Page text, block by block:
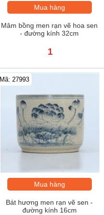
Mua hàng
Mâm bồng men rạn vẽ hoa sen
- đường kính 32cm
1
Mã: 27993
Mua hàng
Bát hương men rạn vẽ sen -
đường kính 16cm